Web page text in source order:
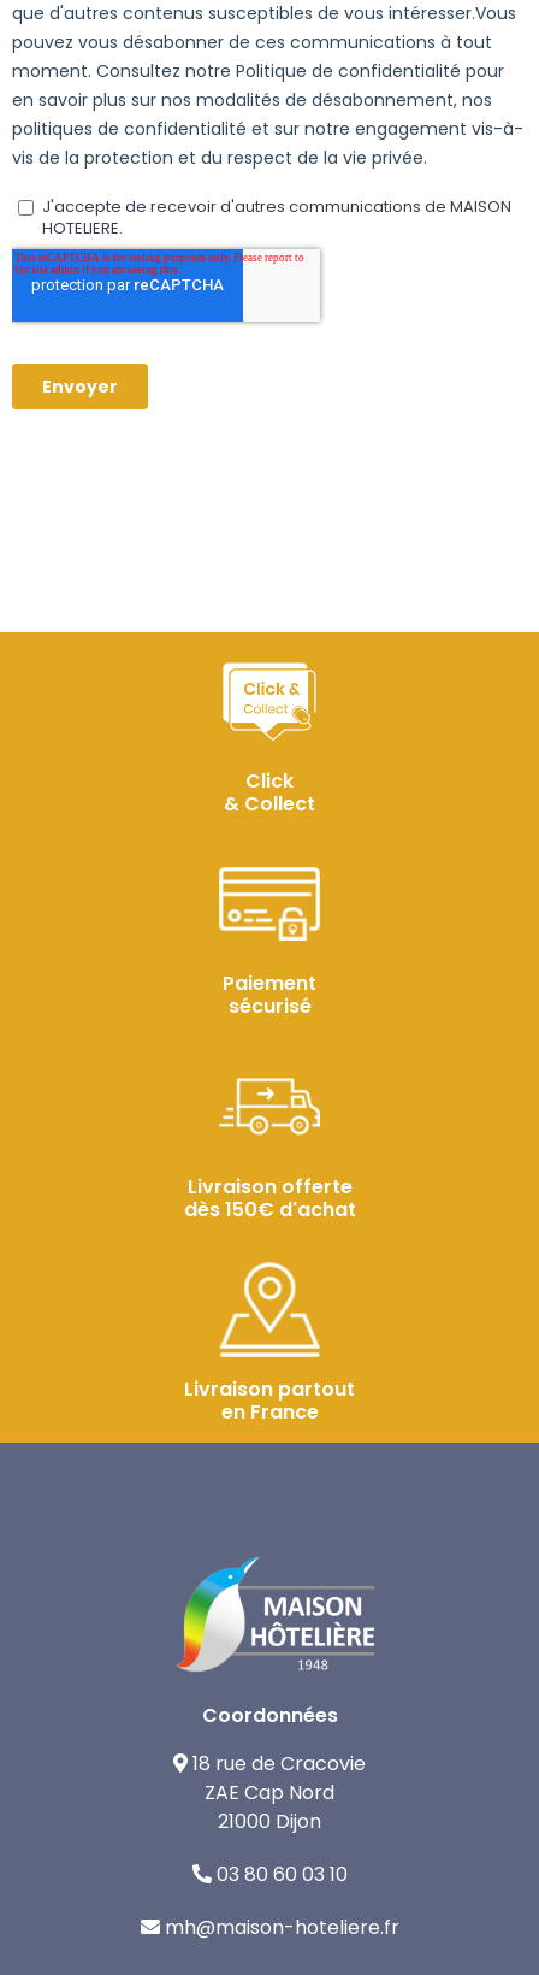
Click
& Collect
Paiement
sécurisé
Livraison offerte
dès 150€ d'achat
Livraison partout
en France
Coordonnées
18 rue de Cracovie
ZAE Cap Nord
21000 Dijon
03 80 60 03 10
mh@maison-hoteliere.fr